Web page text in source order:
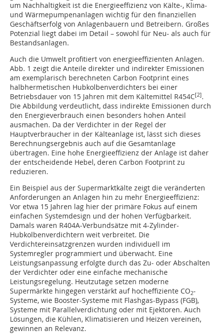
um Nachhaltigkeit ist die Energieeffizienz von Kälte-, Klima-
und Wärmepumpenanlagen wichtig für den finanziellen
Geschäftserfolg von Anlagenbauern und Betreibern. Großes
Potenzial liegt dabei im Detail – sowohl für Neu- als auch für
Bestandsanlagen.
Auch die Umwelt profitiert von energieeffizienten Anlagen.
Abb. 1 zeigt die Anteile direkter und indirekter Emissionen
am exemplarisch berechneten Carbon Footprint eines
halbhermetischen Hubkolbenverdichters bei einer
Betriebsdauer von 15 Jahren mit dem Kältemittel R454C[2].
Die Abbildung verdeutlicht, dass indirekte Emissionen durch
den Energieverbrauch einen besonders hohen Anteil
ausmachen. Da der Verdichter in der Regel der
Hauptverbraucher in der Kälteanlage ist, lässt sich dieses
Berechnungsergebnis auch auf die Gesamtanlage
übertragen. Eine hohe Energieeffizienz der Anlage ist daher
der entscheidende Hebel, deren Carbon Footprint zu
reduzieren.
Ein Beispiel aus der Supermarktkälte zeigt die veränderten
Anforderungen an Anlagen hin zu mehr Energieeffizienz:
Vor etwa 15 Jahren lag hier der primäre Fokus auf einem
einfachen Systemdesign und der hohen Verfügbarkeit.
Damals waren R404A-Verbundsätze mit 4-Zylinder-
Hubkolbenverdichtern weit verbreitet. Die
Verdichtereinsatzgrenzen wurden individuell im
Systemregler programmiert und überwacht. Eine
Leistungsanpassung erfolgte durch das Zu- oder Abschalten
der Verdichter oder eine einfache mechanische
Leistungsregelung. Heutzutage setzen moderne
Supermärkte hingegen verstärkt auf hocheffiziente CO2-
Systeme, wie Booster-Systeme mit Flashgas-Bypass (FGB),
Systeme mit Parallelverdichtung oder mit Ejektoren. Auch
Lösungen, die Kühlen, Klimatisieren und Heizen vereinen,
gewinnen an Relevanz.